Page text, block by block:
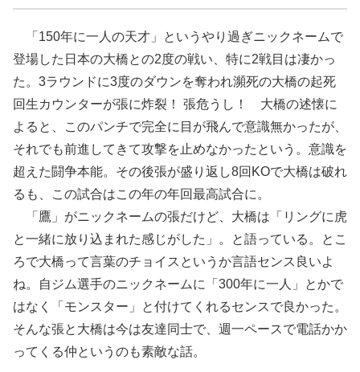
「150年に一人の天才」というやり過ぎニックネームで
登場した日本の大橋との2度の戦い、特に2戦目は凄かっ
た。3ラウンドに3度のダウンを奪われ瀕死の大橋の起死
回生カウンターが張に炸裂！ 張危うし！ 大橋の述懐に
よると、このパンチで完全に目が飛んで意識無かったが、
それでも前進してきて攻撃を止めなかったという。意識を
超えた闘争本能。その後張が盛り返し8回KOで大橋は破れ
るも、この試合はこの年の年回最高試合に。
「鷹」がニックネームの張だけど、大橋は「リングに虎
と一緒に放り込まれた感じがした」。と語っている。とこ
ろで大橋って言葉のチョイスというか言語センス良いよ
ね。自ジム選手のニックネームに「300年に一人」とかで
はなく「モンスター」と付けてくれるセンスで良かった。
そんな張と大橋は今は友達同士で、週一ペースで電話かか
ってくる仲というのも素敵な話。